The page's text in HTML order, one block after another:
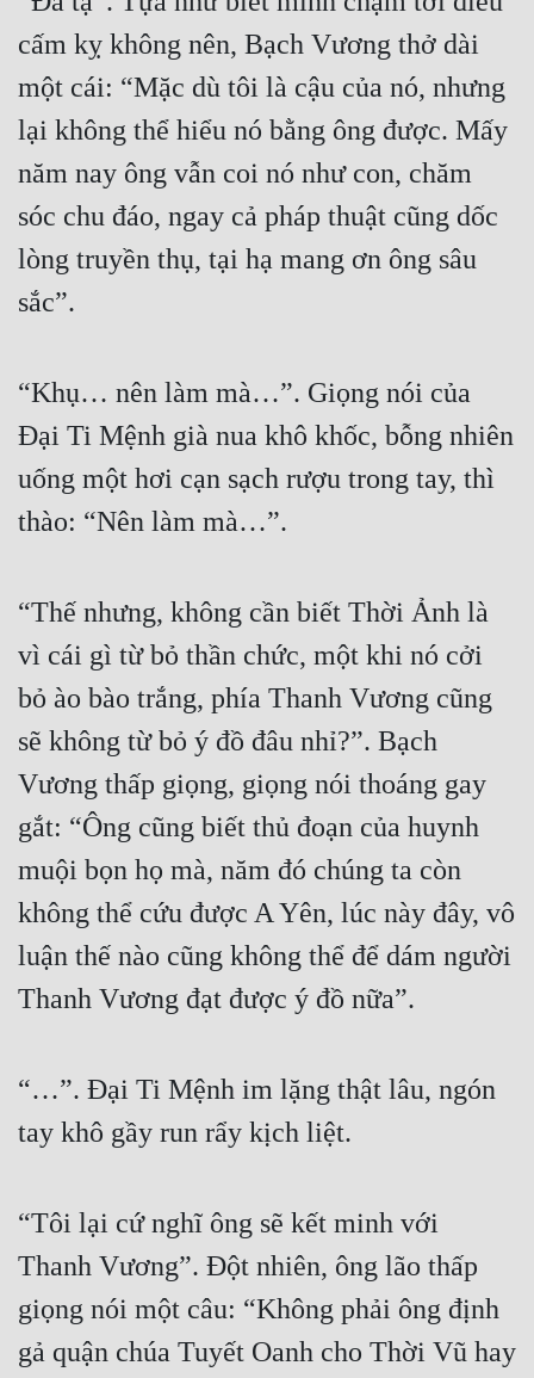
Đẹp
Đẹp Hiệp
Tính Cách Nhân Vật :
Cơ Trí
Sát Phạt Quyết Đoán
Vô Sỉ
cấm kỵ không nên, Bạch Vương thở dài
một cái: “Mặc dù tôi là cậu của nó, nhưng
lại không thể hiểu nó bằng ông được. Mấy
năm nay ông vẫn coi nó như con, chăm
sóc chu đáo, ngay cả pháp thuật cũng dốc
lòng truyền thụ, tại hạ mang ơn ông sâu
sắc”.
“Khụ… nên làm mà…”. Giọng nói của
Đại Ti Mệnh già nua khô khốc, bỗng nhiên
uống một hơi cạn sạch rượu trong tay, thì
thào: “Nên làm mà…”.
“Thế nhưng, không cần biết Thời Ảnh là
vì cái gì từ bỏ thần chức, một khi nó cởi
bỏ ào bào trắng, phía Thanh Vương cũng
sẽ không từ bỏ ý đồ đâu nhỉ?”. Bạch
Vương thấp giọng, giọng nói thoáng gay
gắt: “Ông cũng biết thủ đoạn của huynh
muội bọn họ mà, năm đó chúng ta còn
không thể cứu được A Yên, lúc này đây, vô
luận thế nào cũng không thể để dám người
Thanh Vương đạt được ý đồ nữa”.
“…”. Đại Ti Mệnh im lặng thật lâu, ngón
tay khô gầy run rẩy kịch liệt.
“Tôi lại cứ nghĩ ông sẽ kết minh với
Thanh Vương”. Đột nhiên, ông lão thấp
giọng nói một câu: “Không phải ông định
gả quận chúa Tuyết Oanh cho Thời Vũ hay